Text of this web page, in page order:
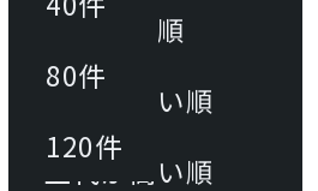
動画マニュアル
FAQ
カート
80件
120件
おすすめ順
上代が安い順
上代が高い順
80件
120件